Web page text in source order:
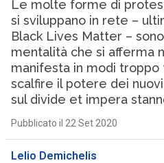
Le molte forme di
si sviluppano in rete –
Black Lives Matter –
mentalità che si afferma
manifesta in modi
scalfire il potere dei
sul divide et impera
Pubblicato il 22 Set 2020
Lelio Demichelis